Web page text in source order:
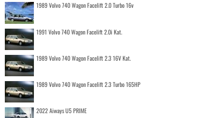
1989 Volvo 740 Wagon Facelift 2.0 Turbo 16v
1991 Volvo 740 Wagon Facelift 2.0i Kat.
1989 Volvo 740 Wagon Facelift 2.3 16V Kat.
1989 Volvo 740 Wagon Facelift 2.3 Turbo 165HP
2022 Aiways U5 PRIME